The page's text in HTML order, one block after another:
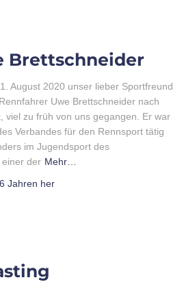
Brettschneider
August 2020 unser lieber Sportfreund
Uwe Brettschneider nach
viel zu früh von uns gegangen. Er war
Verbandes für den Rennsport tätig
im Jugendsport des
einer der Mehr…
6 Jahren her